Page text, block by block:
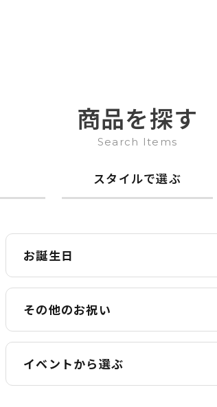
商品を探す
Search Items
スタイルで選ぶ
お誕生日
その他のお祝い
イベントから選ぶ